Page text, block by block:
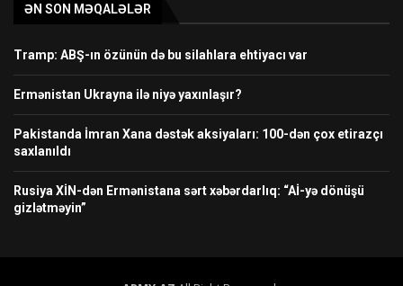
ƏN SON MƏQALƏLƏR
Tramp: ABŞ-ın özünün də bu silahlara ehtiyacı var
Ermənistan Ukrayna ilə niyə yaxınlaşır?
Pakistanda İmran Xana dəstək aksiyaları: 100-dən çox etirazçı
saxlanıldı
Rusiya XİN-dən Ermənistana sərt xəbərdarlıq: “Aİ-yə dönüşü
gizlətməyin”